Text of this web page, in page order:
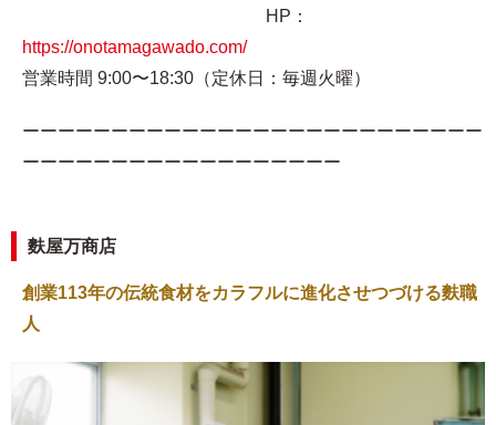
HP：
https://onotamagawado.com/
営業時間 9:00〜18:30（定休日：毎週火曜）
ーーーーーーーーーーーーーーーーーーーーーーーーーー
ーーーーーーーーーーーーーーーーーー
麩屋万商店
創業113年の伝統食材をカラフルに進化させつづける麩職
人